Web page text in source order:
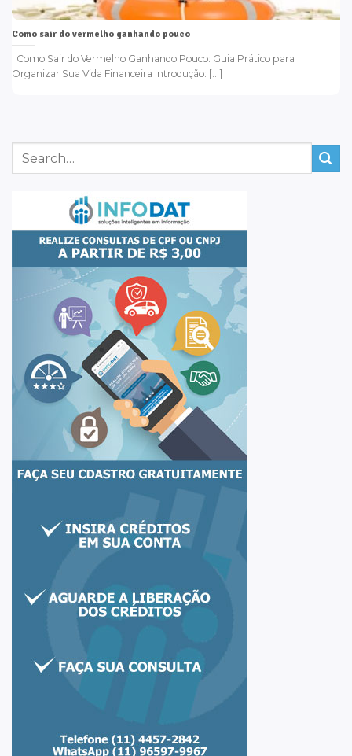
Como sair do vermelho ganhando pouco
Como Sair do Vermelho Ganhando Pouco: Guia Prático para
Organizar Sua Vida Financeira Introdução: [...]